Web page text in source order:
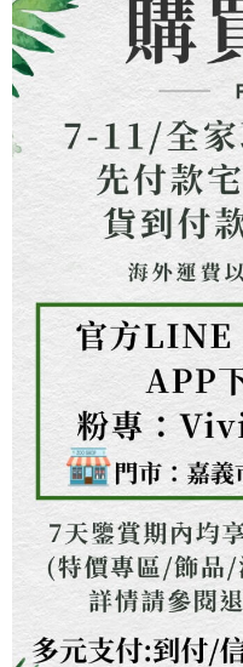
【注意事項】
1.本服務係由「台灣大哥大股份
用戶於交易時，得透過本服務購
買賣價金債權讓與本公司後，依
2.基於同意付款使用「大哥付你
資料（包含姓名、電話或地址）
由本公司與您本人進行分期帳單
3.完整用戶服務條款，請詳閱以
３．收到繳費通知簡訊後14天內
ATM／網路銀行／等多元方式進
※ 請注意：結帳手續完成當下不
購買商品的店家。未經商家同意
※ 交易是否成功請以「AFTEE
是否繳費成功／繳費後需取消欲
客戶支援中心」
https://
【注意事項】
１．透過由恩沛科技股份有限公
易，需依本服務之必要範圍內提
權轉讓予恩沛科技股份有限公司。
https://aftee.tw/terms/#terms3
３．未成年的使用者請事先徵
「AFTEE先享後付」，若未經
４．使用「AFTEE先享後付」
時審查核予不同之上限額度；若
請求用戶進行身份認證。
５．嚴禁一人註冊多個帳號或使
恩沛科技股份有限公司將有權
7-11取貨付款
每筆NT$80，滿NT$1,500(含
先付款宅配到府
每筆NT$65，滿NT$1,500(
每筆NT$130，滿NT$1,500(